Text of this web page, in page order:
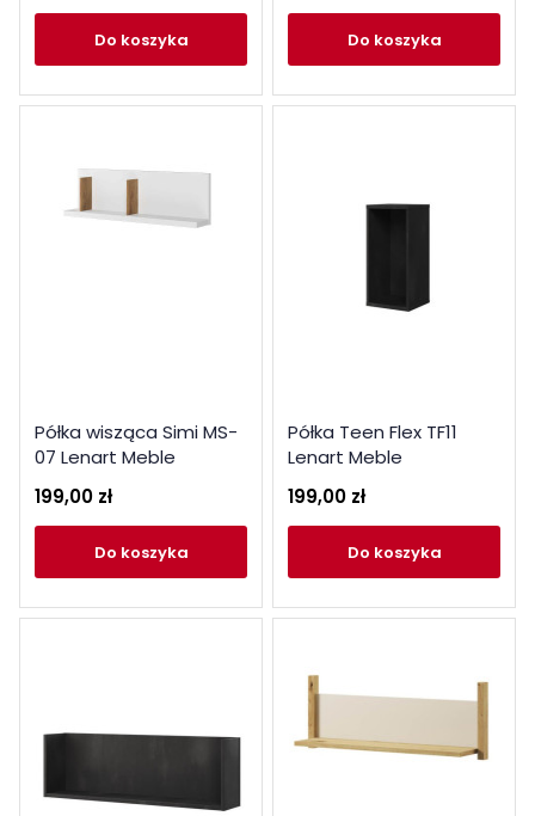
do koszyka do koszyka
Półka wisząca Simi MS-
07 Lenart Meble
199,00 zł
do koszyka
Półka Teen Flex TF11
Lenart Meble
199,00 zł
do koszyka